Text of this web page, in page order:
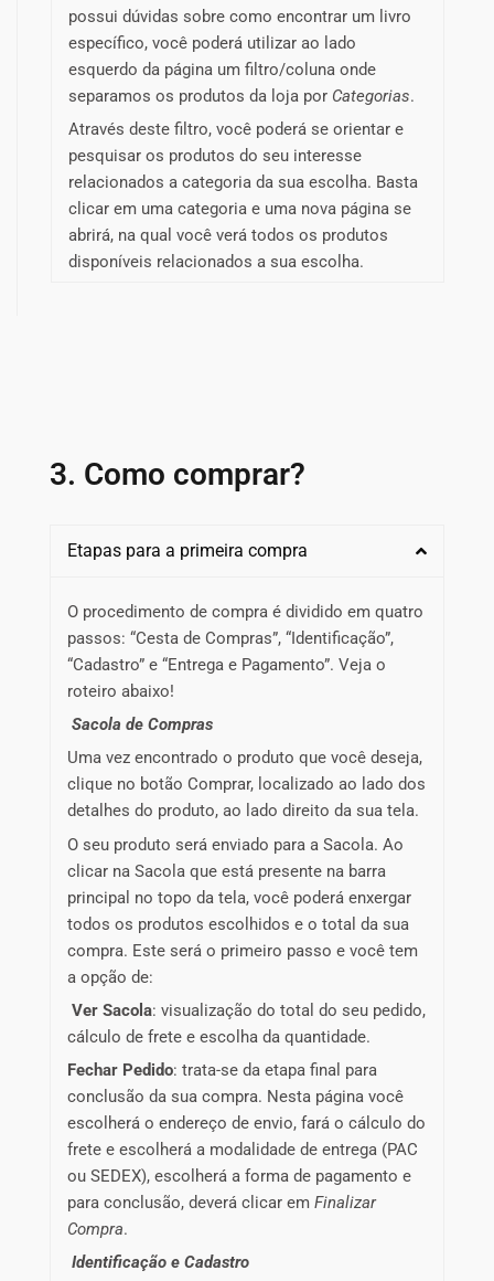
possui dúvidas sobre como encontrar um livro
específico, você poderá utilizar ao lado
esquerdo da página um filtro/coluna onde
separamos os produtos da loja por Categorias.
Através deste filtro, você poderá se orientar e
pesquisar os produtos do seu interesse
relacionados a categoria da sua escolha. Basta
clicar em uma categoria e uma nova página se
abrirá, na qual você verá todos os produtos
disponíveis relacionados a sua escolha.
3. Como comprar?
Etapas para a primeira compra
O procedimento de compra é dividido em quatro
passos: “Cesta de Compras”, “Identificação”,
“Cadastro” e “Entrega e Pagamento”. Veja o
roteiro abaixo!
Sacola de Compras
Uma vez encontrado o produto que você deseja,
clique no botão Comprar, localizado ao lado dos
detalhes do produto, ao lado direito da sua tela.
O seu produto será enviado para a Sacola. Ao
clicar na Sacola que está presente na barra
principal no topo da tela, você poderá enxergar
todos os produtos escolhidos e o total da sua
compra. Este será o primeiro passo e você tem
a opção de:
Ver Sacola: visualização do total do seu pedido,
cálculo de frete e escolha da quantidade.
Fechar Pedido: trata-se da etapa final para
conclusão da sua compra. Nesta página você
escolherá o endereço de envio, fará o cálculo do
frete e escolherá a modalidade de entrega (PAC
ou SEDEX), escolherá a forma de pagamento e
para conclusão, deverá clicar em Finalizar
Compra.
Identificação e Cadastro